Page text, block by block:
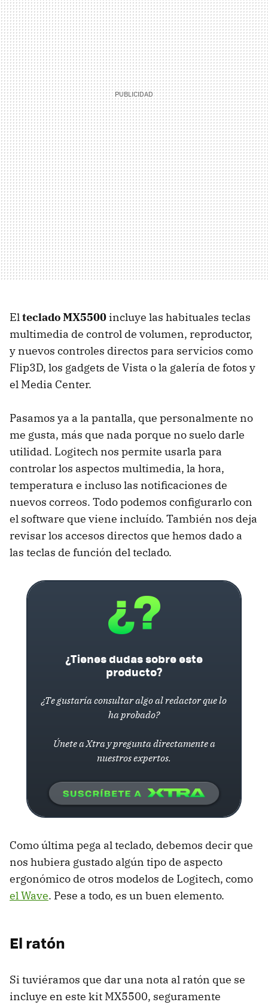
Elteclado MX5500 incluye las habituales teclas
multimedia de control de volumen, reproductor,
y nuevos controles directos para servicios como
Flip3D, los gadgets de Vista o la galería de fotos y
el Media Center.
Pasamos ya a la pantalla, que personalmente no
me gusta, más que nada porque no suelo darle
utilidad. Logitech nos permite usarla para
controlar los aspectos multimedia, la hora,
temperatura e incluso las notificaciones de
nuevos correos. Todo podemos configurarlo con
el software que viene incluído. También nos deja
revisar los accesos directos que hemos dado a
las teclas de función del teclado.
¿Tienes dudas sobre este
producto?
¿Te gustaría consultar algo al redactor que lo
ha probado?
Únete a Xtra y pregunta directamente a
nuestros expertos.
Como última pega al teclado, debemos decir que
nos hubiera gustado algún tipo de aspecto
ergonómico de otros modelos de Logitech, como
el Wave. Pese a todo, es un buen elemento.
El ratón
Si tuviéramos que dar una nota al ratón que se
incluye en este kit MX5500, seguramente